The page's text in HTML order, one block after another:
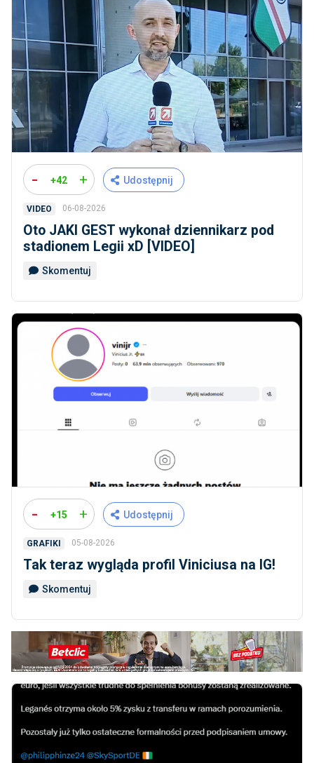
- +42 + Udostępnij
VIDEO 06-08-2026
Oto JAKI GEST wykonał dziennikarz pod
stadionem Legii xD [VIDEO]
Skomentuj
- +15 + Udostępnij
GRAFIKI 05-08-2026
Tak teraz wygląda profil Viniciusa na IG!
Skomentuj